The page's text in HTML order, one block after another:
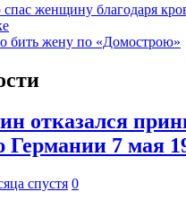
спас женщину благодаря
бить жену по «Домострою»
отказался
7 мая
спустя 0